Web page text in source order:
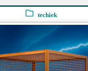
techiek